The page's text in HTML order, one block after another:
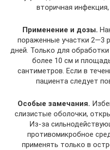
вторичная
Применение и дозы.
пораженные участки 2—3
дней. Только для
более 10 см и
сантиметров. Если в
пациента следует
Особые замечания.
слизистые оболочки,
Из-за
противомикробное
применять только в